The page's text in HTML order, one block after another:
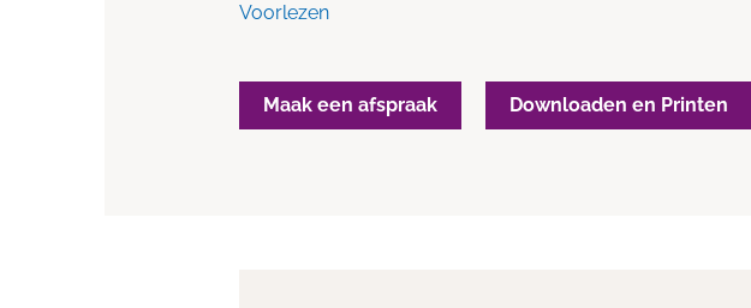
Voorlezen
Maak een afspraak Downloaden en Printen